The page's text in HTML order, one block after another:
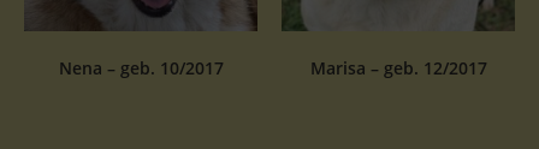
Nena – geb. 10/2017 Marisa – geb. 12/2017